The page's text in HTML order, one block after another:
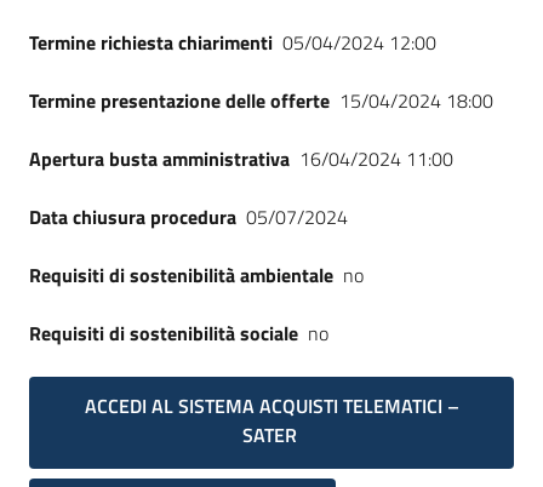
Termine richiesta chiarimenti 05/04/2024 12:00
Termine presentazione delle offerte 15/04/2024 18:00
Apertura busta amministrativa 16/04/2024 11:00
Data chiusura procedura 05/07/2024
Requisiti di sostenibilità ambientale no
Requisiti di sostenibilità sociale no
ACCEDI AL SISTEMA ACQUISTI TELEMATICI –
SATER